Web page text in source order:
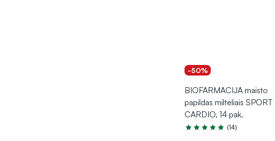
-50%
BIOFARMACIJA maisto
papildas milteliais SPORT
CARDIO, 14 pak.
Įvertinimas 4.9 iš 5
(14)